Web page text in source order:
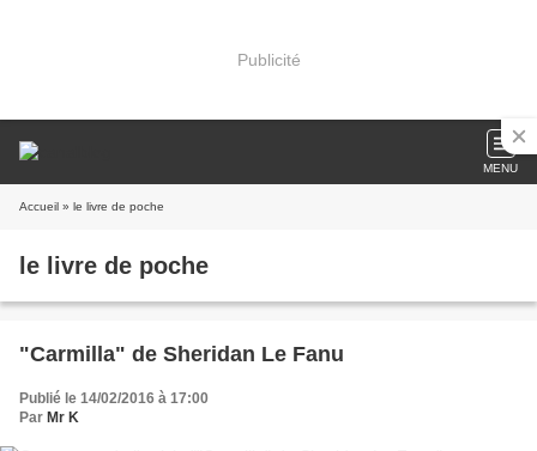
Publicité
MENU
Accueil » le livre de poche
le livre de poche
"Carmilla" de Sheridan Le Fanu
Publié le 14/02/2016 à 17:00
Par Mr K